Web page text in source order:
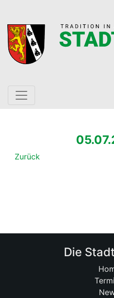
Zurück
Die